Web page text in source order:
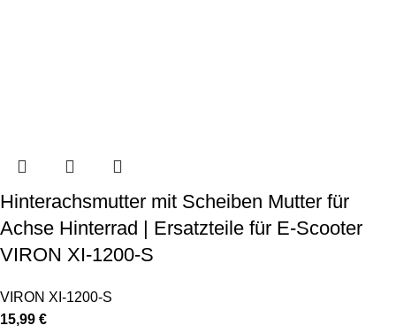
Hinterachsmutter mit Scheiben Mutter für
Achse Hinterrad | Ersatzteile für E-Scooter
VIRON XI-1200-S
VIRON XI-1200-S
15,99 €